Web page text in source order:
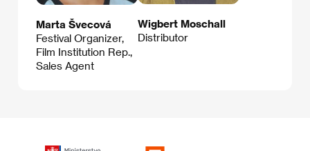
Marta Švecová
Festival Organizer,
Film Institution Rep.,
Sales Agent
Wigbert Moschall
Distributor